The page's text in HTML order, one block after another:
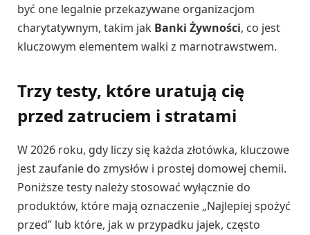
być one legalnie przekazywane organizacjom
charytatywnym, takim jak Banki Żywności, co jest
kluczowym elementem walki z marnotrawstwem.
Trzy testy, które uratują cię
przed zatruciem i stratami
W 2026 roku, gdy liczy się każda złotówka, kluczowe
jest zaufanie do zmysłów i prostej domowej chemii.
Poniższe testy należy stosować wyłącznie do
produktów, które mają oznaczenie „Najlepiej spożyć
przed” lub które, jak w przypadku jajek, często